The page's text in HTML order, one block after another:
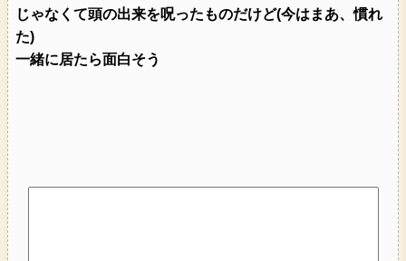
じゃなくて頭の出来を呪ったものだけど(今はまあ、慣れ
た)
一緒に居たら面白そう